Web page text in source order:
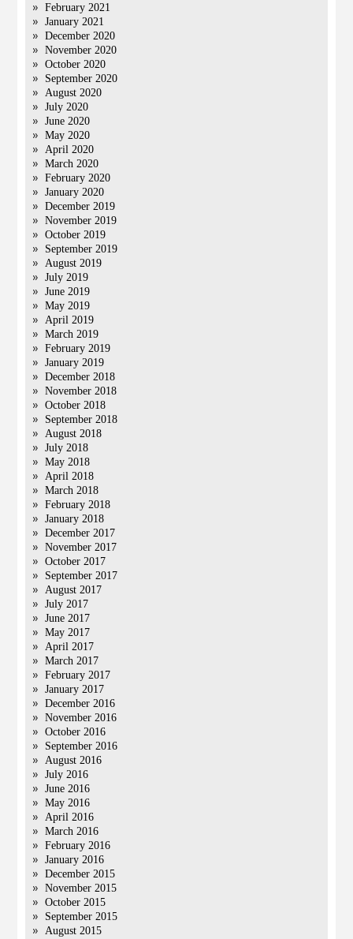
February 2021
January 2021
December 2020
November 2020
October 2020
September 2020
August 2020
July 2020
June 2020
May 2020
April 2020
March 2020
February 2020
January 2020
December 2019
November 2019
October 2019
September 2019
August 2019
July 2019
June 2019
May 2019
April 2019
March 2019
February 2019
January 2019
December 2018
November 2018
October 2018
September 2018
August 2018
July 2018
May 2018
April 2018
March 2018
February 2018
January 2018
December 2017
November 2017
October 2017
September 2017
August 2017
July 2017
June 2017
May 2017
April 2017
March 2017
February 2017
January 2017
December 2016
November 2016
October 2016
September 2016
August 2016
July 2016
June 2016
May 2016
April 2016
March 2016
February 2016
January 2016
December 2015
November 2015
October 2015
September 2015
August 2015